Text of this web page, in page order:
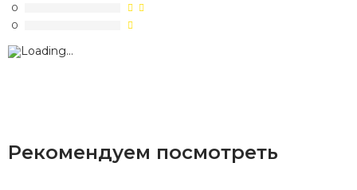
0
0
Рекомендуем посмотреть